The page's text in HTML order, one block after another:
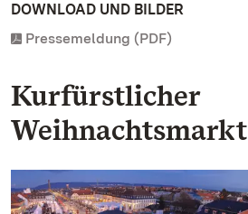
DOWNLOAD UND BILDER
Pressemeldung (PDF)
Kurfürstlicher
Weihnachtsmarkt